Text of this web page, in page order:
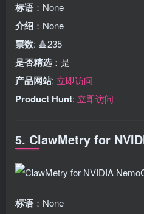
标语 ：None
介绍 ：None
票数: 🔺235
是否精选 ：是
产品网站: 立即访问
Product Hunt: 立即访问
5. ClawMetry for
标语 ：None